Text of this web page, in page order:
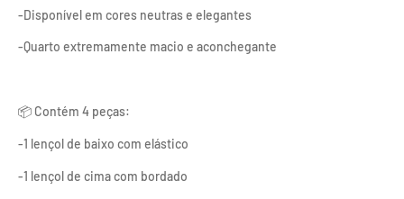
-Disponível em cores neutras e elegantes
-Quarto extremamente macio e aconchegante
📦 Contém 4 peças:
-1 lençol de baixo com elástico
-1 lençol de cima com bordado